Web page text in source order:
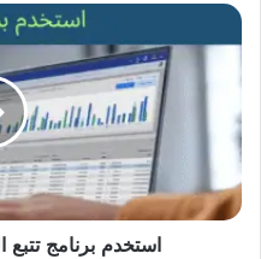
استخدم
برنامج
تتبع
الوقت
لتحسين
إنتاجيتك
استخدم برنامج